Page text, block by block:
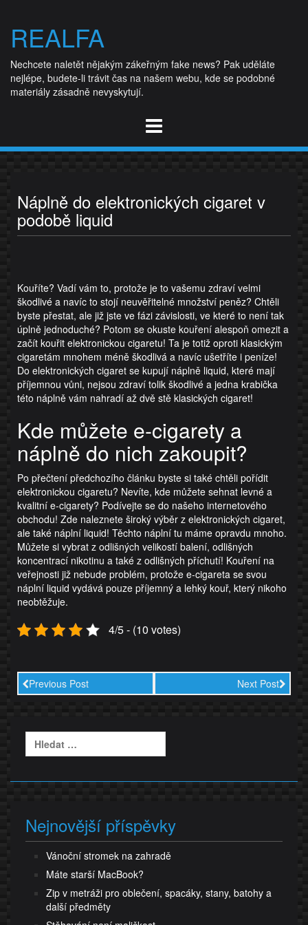
content
REALFA
Nechcete naletět nějakým zákeřným fake news? Pak uděláte
nejlépe, budete-li trávit čas na našem webu, kde se podobné
materiály zásadně nevyskytují.
Náplně do elektronických cigaret v
podobě liquid
Kouříte? Vadí vám to, protože je to vašemu zdraví velmi
škodlivé a navíc to stojí neuvěřitelné množství peněz? Chtěli
byste přestat, ale již jste ve fázi závislosti, ve které to není tak
úplně jednoduché? Potom se okuste kouření alespoň omezit a
začít kouřit elektronickou cigaretu! Ta je totiž oproti klasickým
cigaretám mnohem méně škodlivá a navíc ušetříte i peníze!
Do elektronických cigaret se kupují náplně liquid, které mají
příjemnou vůni, nejsou zdraví tolik škodlivé a jedna krabička
této náplně vám nahradí až dvě stě klasických cigaret!
Kde můžete e-cigarety a
náplně do nich zakoupit?
Po přečtení předchozího článku byste si také chtěli pořídit
elektronickou cigaretu? Nevíte, kde můžete sehnat levné a
kvalitní e-cigarety? Podívejte se do našeho internetového
obchodu! Zde naleznete široký výběr z elektronických cigaret,
ale také náplní liquid! Těchto náplní tu máme opravdu mnoho.
Můžete si vybrat z odlišných velikostí balení, odlišných
koncentrací nikotinu a také z odlišných příchutí! Kouření na
veřejnosti již nebude problém, protože e-cigareta se svou
náplní liquid vydává pouze příjemný a lehký kouř, který nikoho
neobtěžuje.
4/5 - (10 votes)
Previous Post Next Post
Vyhledávání
Nejnovější příspěvky
Vánoční stromek na zahradě
Máte starší MacBook?
Zip v metráži pro oblečení, spacáky, stany, batohy a
další předměty